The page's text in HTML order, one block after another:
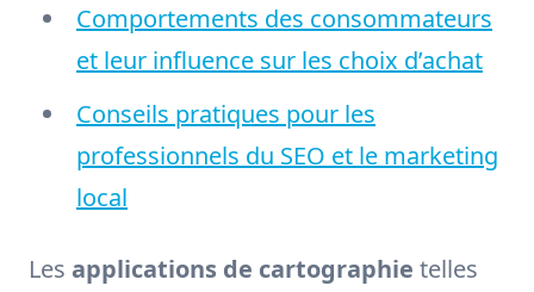
Comportements des consommateurs
et leur influence sur les choix d’achat
Conseils pratiques pour les
professionnels du SEO et le marketing
local
Les applications de cartographie telles